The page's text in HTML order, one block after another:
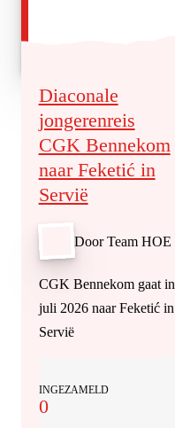
Diaconale
jongerenreis
CGK Bennekom
naar Feketić in
Servië
Door Team HOE
CGK Bennekom gaat in
juli 2026 naar Feketić in
Servië
INGEZAMELD
0